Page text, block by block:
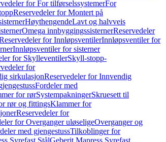
for For tilførselssystemerFor
Reservedeler for Montert på
HøythengendeLavt og halvveis
Omega innbyggingssisternerReservedeler
for InnløpsventilerInnløpsventiler for
Innløpsventiler for sisterner
for SkylleventilerSkyll-stopp-
for
sirkulasjonReservedeler for Innvendig
Fordeler med
for rørSystempakningerSkruesett til
rør og fittingsKlammer for
Reservedeler for
for Overganger uløseligeOverganger og
med gjengestussTilkoblinger for
Syrefast StålGeberit Mapress Syrefast